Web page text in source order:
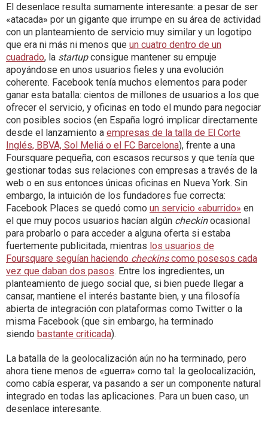
El desenlace resulta sumamente interesante: a pesar de ser
«atacada» por un gigante que irrumpe en su área de actividad
con un planteamiento de servicio muy similar y un logotipo
que era ni más ni menos que un cuatro dentro de un
cuadrado, la startupconsigue mantener su empuje
apoyándose en unos usuarios fieles y una evolución
coherente. Facebook tenía muchos elementos para poder
ganar esta batalla: cientos de millones de usuarios a los que
ofrecer el servicio, y oficinas en todo el mundo para negociar
con posibles socios (en España logró implicar directamente
desde el lanzamiento a empresas de la talla de El Corte
Inglés, BBVA, Sol Meliá o el FC Barcelona), frente a una
Foursquare pequeña, con escasos recursos y que tenía que
gestionar todas sus relaciones con empresas a través de la
web o en sus entonces únicas oficinas en Nueva York. Sin
embargo, la intuición de los fundadores fue correcta:
Facebook Places se quedó como un servicio «aburrido» en
el que muy pocos usuarios hacían algún checkinocasional
para probarlo o para acceder a alguna oferta si estaba
fuertemente publicitada, mientras los usuarios de
Foursquare seguían haciendo checkinscomo posesos cada
vez que daban dos pasos. Entre los ingredientes, un
planteamiento de juego social que, si bien puede llegar a
cansar, mantiene el interés bastante bien, y una filosofía
abierta de integración con plataformas como Twitter o la
misma Facebook (que sin embargo, ha terminado
siendo bastante criticada).
La batalla de la geolocalización aún no ha terminado, pero
ahora tiene menos de «guerra» como tal: la geolocalización,
como cabía esperar, va pasando a ser un componente natural
integrado en todas las aplicaciones. Para un buen caso, un
desenlace interesante.